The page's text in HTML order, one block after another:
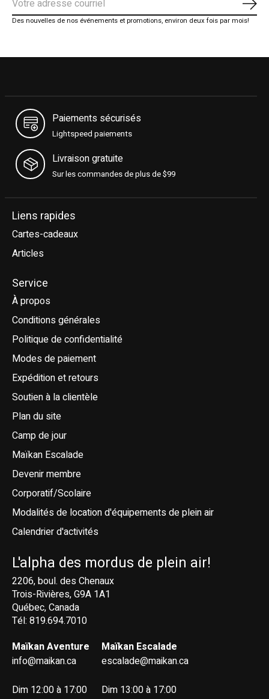
Des nouvelles de nos événements et promotions, environ deux fois par mois!
Paiements sécurisés
Lightspeed paiements
Livraison gratuite
Sur les commandes de plus de $99
Liens rapides
Cartes-cadeaux
Articles
Service
À propos
Conditions générales
Politique de confidentialité
Modes de paiement
Expédition et retours
Soutien à la clientèle
Plan du site
Camp de jour
Maïkan Escalade
Devenir membre
Corporatif/Scolaire
Modalités de location d'équipements de plein air
Calendrier d'activités
L'alpha des mordus de plein air!
2206, boul. des Chenaux
Trois-Rivières, G9A 1A1
Québec, Canada
Tél: 819.694.7010
Maïkan Aventure
info@maikan.ca
Dim 12:00 à 17:00
Maïkan Escalade
escalade@maikan.ca
Dim 13:00 à 17:00